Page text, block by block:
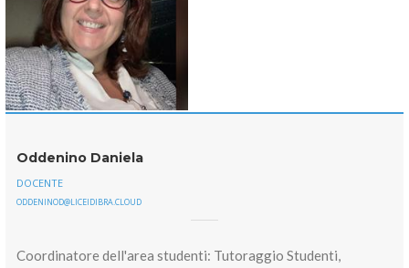
Oddenino Daniela
DOCENTE
ODDENINOD@LICEIDIBRA.CLOUD
Coordinatore dell'area studenti: Tutoraggio Studenti,